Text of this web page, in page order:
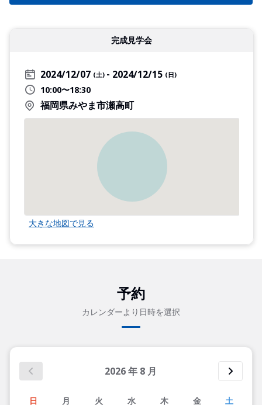
完成見学会
2024/12/07 (土) 2024/12/15 (日)
10:00〜18:30
福岡県みやま市瀬高町
大きな地図で見る
予約
カレンダーより日時を選択
2026年 8 月
日 月 火 水 木 金 土